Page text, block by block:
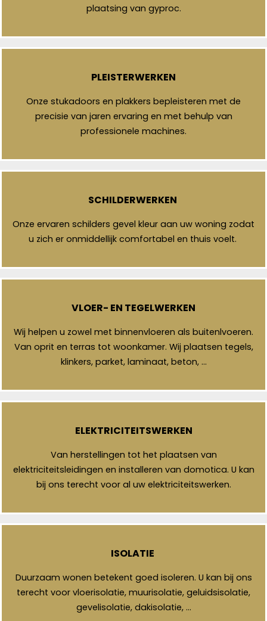
plaatsing van gyproc.
PLEISTERWERKEN
Onze stukadoors en plakkers bepleisteren met de
precisie van jaren ervaring en met behulp van
professionele machines.
SCHILDERWERKEN
Onze ervaren schilders gevel kleur aan uw woning zodat
u zich er onmiddellijk comfortabel en thuis voelt.
VLOER- EN TEGELWERKEN
Wij helpen u zowel met binnenvloeren als buitenlvoeren.
Van oprit en terras tot woonkamer. Wij plaatsen tegels,
klinkers, parket, laminaat, beton, …
ELEKTRICITEITSWERKEN
Van herstellingen tot het plaatsen van
elektriciteitsleidingen en installeren van domotica. U kan
bij ons terecht voor al uw elektriciteitswerken.
ISOLATIE
Duurzaam wonen betekent goed isoleren. U kan bij ons
terecht voor vloerisolatie, muurisolatie, geluidsisolatie,
gevelisolatie, dakisolatie, …